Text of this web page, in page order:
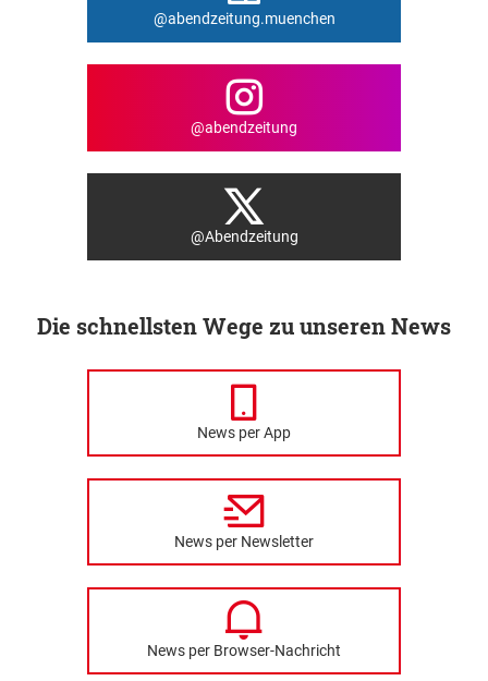
@abendzeitung.muenchen
@abendzeitung
@Abendzeitung
Die schnellsten Wege zu unseren News
News per App
News per Newsletter
News per Browser-Nachricht